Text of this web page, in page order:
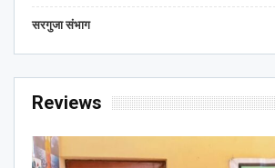
सरगुजा संभाग
Reviews